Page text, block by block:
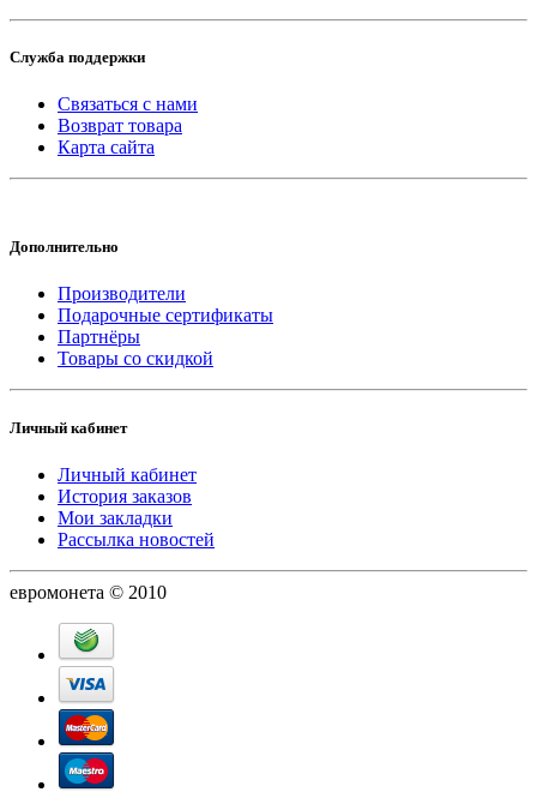
Служба поддержки
Связаться с нами
Возврат товара
Карта сайта
Дополнительно
Производители
Подарочные сертификаты
Партнёры
Товары со скидкой
Личный кабинет
Личный кабинет
История заказов
Мои закладки
Рассылка новостей
евромонета © 2010